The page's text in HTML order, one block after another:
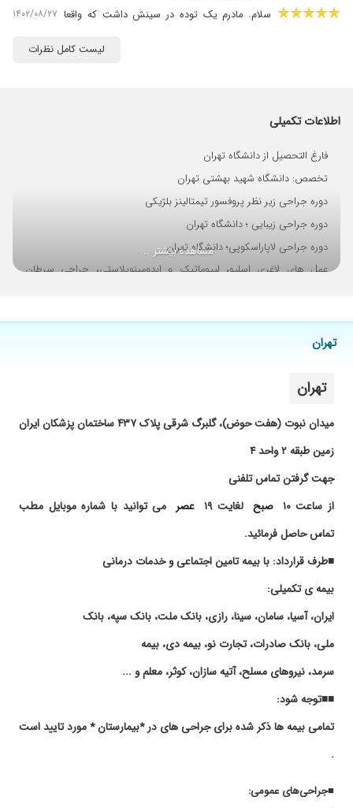
سلام. مادرم یک توده در سینش داشت که واقعا
عمل کردن و واقعا ازشون راضی هستیم. من وقتی
حال مادرم با خبر کردن و واقعا باعث دلگرمیم بود.
ترین رو ش های جراحی استفاده میکنن
۱۴۰۲/۰۸/۲۷
بسیار دکتر عالی و ماهر هستند و پیگیر مریض
هستند من ایشان را پیشنهاد میکنم بسیار بسیار
عالی عالی
من عمل اسلیو انجام دادم و فوق العاده راضی هستم
و خواهرم هم کیسه صفرا پیش ایشان عمل کردند که
فوق العاده راضی هستیم . پزشک حاذق و فوق العاده
عمل رفت وشکر خدا ور مدت زمان کمی بهبودی
فوالعا ده ونتیجه عالی گرفتیم
دکتر باتجربه و بی نظیری هستندبسیار دلسوز وبرای
مریض واقعا وقت میزارن من تیروییدمو پیش
ایشون جراحی کردم و الان هیچ مشکلی ندارم
ممنون
۱۴۰۳/۰۱/۱۷
اقای دکتر توحیطه کاریشون خیلی حرفه ای و کاربلد
دادم وخیلی راضی هستم
با سلام حراحی برداشتن تیرویید داشتم راضی بودم
سلام جراحی کیسه صفرا و هرنی نافی داشتم دوتا
عمل هم جواب پیگیری ها رو با حوصله دادند به
دیگران پیشنهاد میدم
انجام دادند ایشون دکتری با وجدان کاری و خوش
لیست کامل نظرات
اطلاعات تکمیلی
فارغ التحصیل از دانشگاه تهران
تخصص: دانشگاه شهید بهشتی تهران
دوره جراحی زیر نظر پروفسور تیمتالینز بلژیکی
دوره جراحی زیبایی ؛ دانشگاه تهران
دوره جراحی لاپاراسکوپی؛ دانشگاه تهران
عمل های لاغری اسلیو، لیپوماتیک و ابدومینوپلاستی، جراحی سرطان
و کلیه جراحی های عمومی انجام میشود.
■عضو انجمن جراحان ایران
بیمارستان های طرف قرار داد:
•پارس
مشاهده بیشتر ...
تهران
تهران
میدان نبوت (هفت حوض)، گلبرگ شرقی پلاک ۴۳۷ ساختمان پزشکان ایران
زمین طبقه ۲ واحد ۴
جهت گرفتن تماس تلفنی
از ساعت ۱۰
صبح لغایت ۱۹ عصر
می توانید با شماره موبایل مطب
تماس حاصل فرمائید.
■طرف قرارداد: با بیمه تامین اجتماعی و خدمات درمانی
بیمه ی تکمیلی:
ایران، آسیا، سامان، سینا، رازی، بانک ملت، بانک سپه، بانک
ملی، بانک صادرات، تجارت نو، بیمه دی، بیمه
سرمد، نیروهای مسلح، آتیه سازان، کوثر، معلم و ...
■■توجه شود:
تمامی بیمه ها ذکر شده برای جراحی های در *بیمارستان * مورد تایید است
.
■جراحی‌های عمومی: